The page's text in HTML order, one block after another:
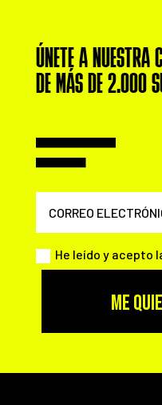
ÚNETE A NUESTRA
DE MÁS DE 2.000
He leído y acepto
ME